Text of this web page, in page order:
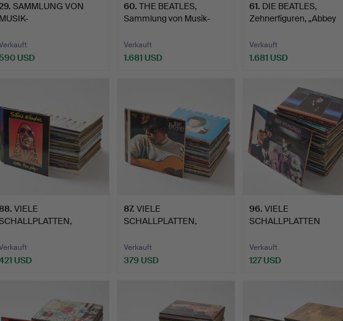
. SAMMLUNG VON
MUSIK-
von…
590 USD
60. THE BEATLES,
Sammlung von Musik-
Verkauft
1.681 USD
61. DIE BEATLES,
Zehnerfiguren, „Abbey
Verkauft
1.681 USD
. VIELE
USD
87. VIELE
SCHALLPLATTEN,
(6…
Verkauft
379 USD
96. VIELE
SCHALLPLATTEN
(1…
Verkauft
127 USD